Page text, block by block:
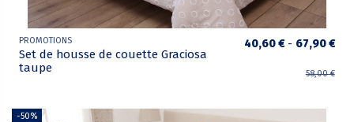
PROMOTIONS
Set de housse de couette Graciosa
taupe
40,60 € - 67,90 €
58,00 €
-50%